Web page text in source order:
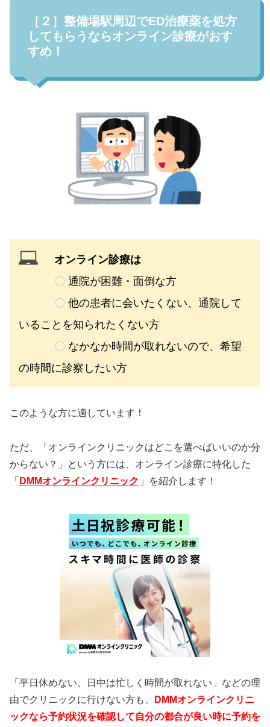
［２］整備場駅周辺でED治療薬を処方
してもらうならオンライン診療がおす
すめ！
オンライン診療は
〇 通院が困難・面倒な方
〇 他の患者に会いたくない、通院して
いることを知られたくない方
〇 なかなか時間が取れないので、希望
の時間に診察したい方
このような方に適しています！
ただ、「オンラインクリニックはどこを選べばいいのか分
からない？」という方には、オンライン診療に特化した
「 DMMオンラインクリニック 」を紹介します！
「平日休めない、日中は忙しく時間が取れない」などの理
由でクリニックに行けない方も、
DMMオンラインクリニ
ックなら予約状況を確認して自分の都合が良い時に予約を